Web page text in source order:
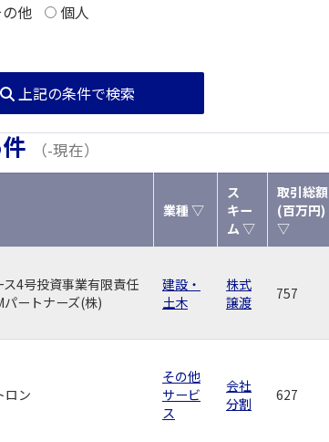
の他 個人
上記の条件で検索
（-現在）
業種 ▽
ス
キー
ム ▽
取引総額
(百万円)
▽
ス4号投資事業有限責任
パートナーズ(株)
建設・
土木
株式
譲渡
757
ロン
その他
サービ
ス
会社
分割
627